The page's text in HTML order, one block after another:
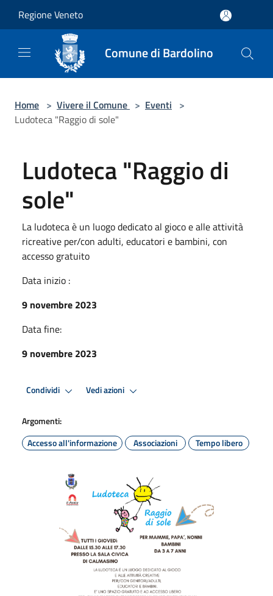
Regione Veneto
Comune di Bardolino
Home > Vivere il Comune > Eventi >
Ludoteca "Raggio di sole"
Ludoteca "Raggio di
sole"
La ludoteca è un luogo dedicato al gioco e alle attività
ricreative per/con adulti, educatori e bambini, con
accesso gratuito
Data inizio :
9 novembre 2023
Data fine:
9 novembre 2023
Condividi Vedi azioni
Argomenti:
Accesso all'informazione
Associazioni Tempo libero